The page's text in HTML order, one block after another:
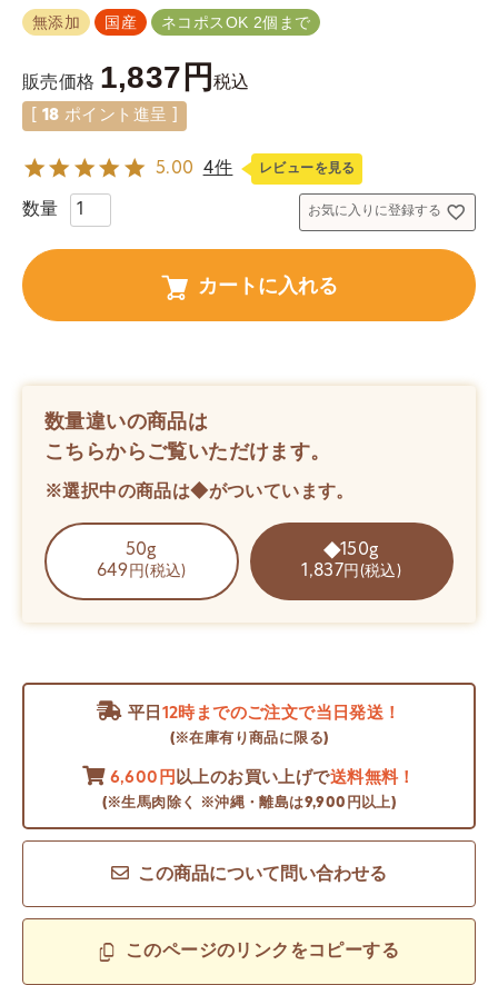
無添加 国産 ネコポスOK 2個まで
販売価格 1,837 税込
18 ポイント進呈 ]
5.00 4件 レビューを見る
お気に入りに登録する
カートに入れる
数量違いの商品は
こちらからご覧いただけます。
※選択中の商品は◆がついています。
50g
649 円(税込)
150g
1,837円(税込)
平日 12時までのご注文で当日発送！
(※在庫有り商品に限る)
6,600円 以上のお買い上げで送料無料！
(※生馬肉除く ※沖縄・離島は9,900円以上)
この商品について問い合わせる
このページのリンクをコピーする